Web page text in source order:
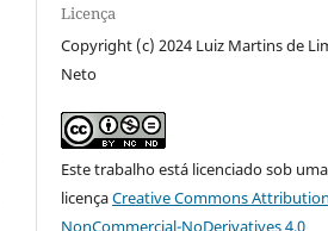
Licença
Copyright (c) 2024 Luiz Martins de
Neto
Este trabalho está licenciado sob uma
licençaCreative Commons
NonCommercial-NoDerivatives 4.0